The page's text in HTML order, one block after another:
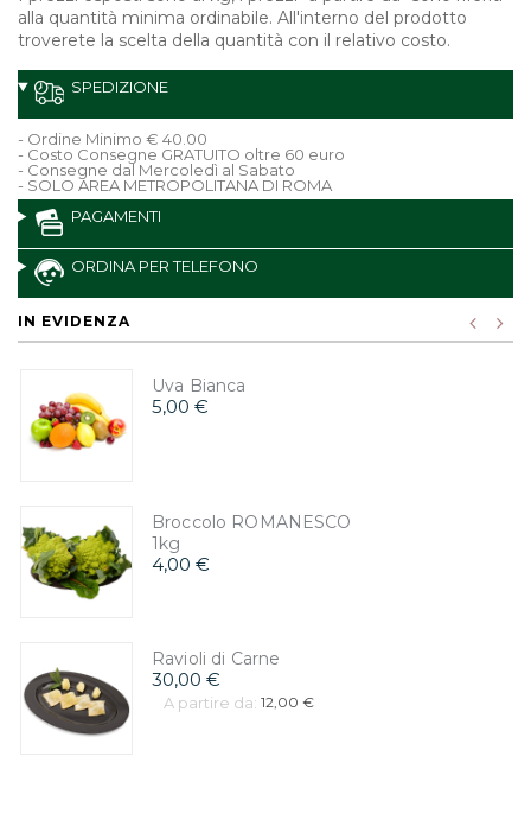
alla quantità minima ordinabile. All'interno del prodotto
troverete la scelta della quantità con il relativo costo.
SPEDIZIONE
- Ordine Minimo € 40.00
- Costo Consegne GRATUITO oltre 60 euro
- Consegne dal Mercoledì al Sabato
- SOLO AREA METROPOLITANA DI ROMA
PAGAMENTI
ORDINA PER TELEFONO
IN EVIDENZA
Uva Bianca
5,00 €
Broccolo ROMANESCO
1kg
4,00 €
Ravioli di Carne
30,00 €
A partire da: 12,00 €